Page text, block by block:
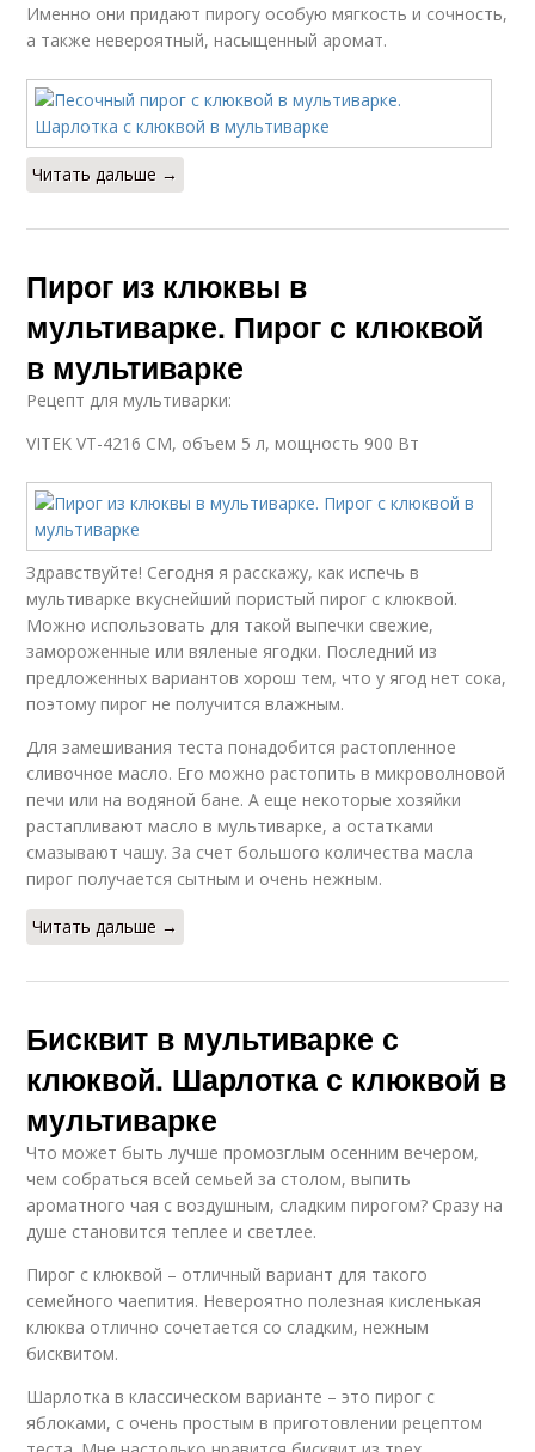
Именно они придают пирогу особую мягкость и сочность,
а также невероятный, насыщенный аромат.
Читать дальше →
Пирог из клюквы в
мультиварке. Пирог с клюквой
в мультиварке
Рецепт для мультиварки:
VITEK VT-4216 CM, объем 5 л, мощность 900 Вт
Здравствуйте! Сегодня я расскажу, как испечь в
мультиварке вкуснейший пористый пирог с клюквой.
Можно использовать для такой выпечки свежие,
замороженные или вяленые ягодки. Последний из
предложенных вариантов хорош тем, что у ягод нет сока,
поэтому пирог не получится влажным.
Для замешивания теста понадобится растопленное
сливочное масло. Его можно растопить в микроволновой
печи или на водяной бане. А еще некоторые хозяйки
растапливают масло в мультиварке, а остатками
смазывают чашу. За счет большого количества масла
пирог получается сытным и очень нежным.
Читать дальше →
Бисквит в мультиварке с
клюквой. Шарлотка с клюквой в
мультиварке
Что может быть лучше промозглым осенним вечером,
чем собраться всей семьей за столом, выпить
ароматного чая с воздушным, сладким пирогом? Сразу на
душе становится теплее и светлее.
Пирог с клюквой – отличный вариант для такого
семейного чаепития. Невероятно полезная кисленькая
клюква отлично сочетается со сладким, нежным
бисквитом.
Шарлотка в классическом варианте – это пирог с
яблоками, с очень простым в приготовлении рецептом